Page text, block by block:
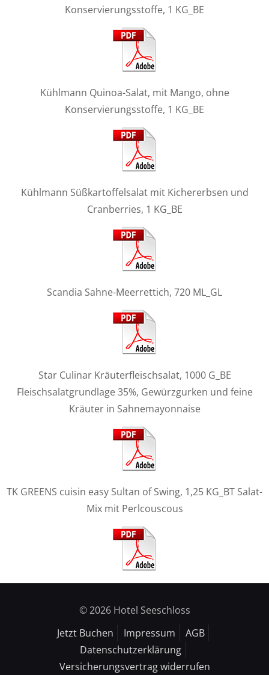
Konservierungsstoffe, 1 KG_BE
Kühlmann Quinoa-Salat, mit Mango, ohne
Konservierungsstoffe, 1 KG_BE
Kühlmann Süßkartoffelsalat mit Kichererbsen und
Cranberries, 1 KG_BE
Scandia Sahne-Meerrettich, 720 ML_GL
Star Culinar Kräuterfleischsalat, 1000 G_BE
Fleischsalatgrundlage 35%, Gewürzgurken und feine
Kräuter in Sahnemayonnaise
TK GREENS cuisin easy Sultan of Swing, 1,25 KG_BT Salat-
Mix mit Perlcouscous
© 2026 Hotel Seeschloss
Jetzt Buchen
Impressum
AGB
Datenschutzerklärung
Versicherungsvertrag widerrufen